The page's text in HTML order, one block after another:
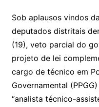
Sob aplausos vindos
deputados distritais
(19), veto parcial do
projeto de lei
cargo de técnico em
Governamental
“analista técnico-